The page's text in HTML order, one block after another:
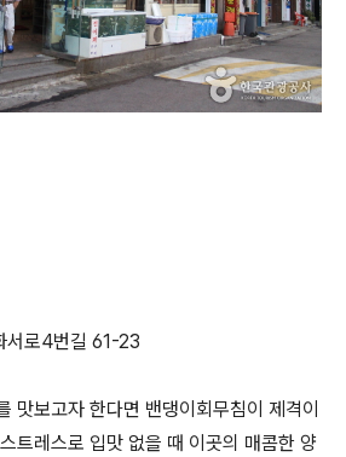
서로4번길 61-23
맛보고자 한다면 밴댕이회무침이 제격이
트레스로 입맛 없을 때 이곳의 매콤한 양